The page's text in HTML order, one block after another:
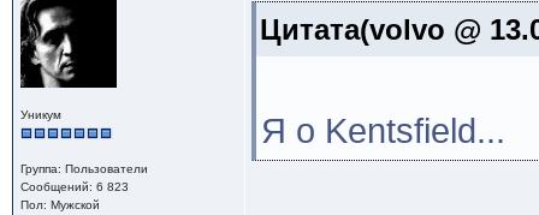
Уникум
Группа: Пользователи
Сообщений: 6 823
Пол: Мужской
Цитата(volvo @
Я о Kentsfield...